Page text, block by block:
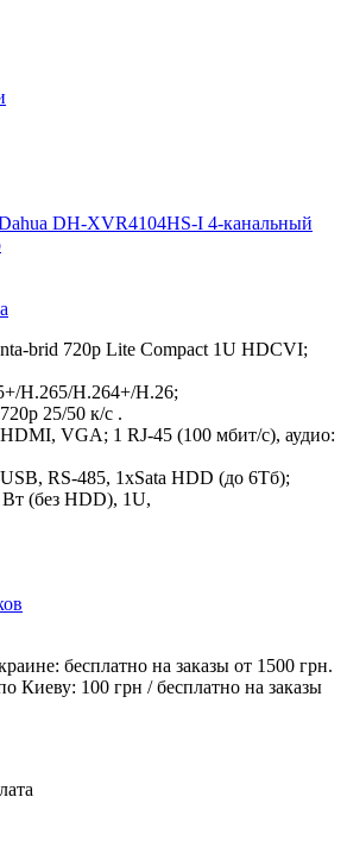
brid 720p Lite Compact 1U HDCVI;
H.265/H.264+/H.26;
25/50 к/с .
VGA; 1 RJ-45 (100 мбит/с), аудио:
RS-485, 1xSata HDD (до 6Тб);
(без HDD), 1U,
бесплатно на заказы от 1500 грн.
Киеву: 100 грн /бесплатно на заказы